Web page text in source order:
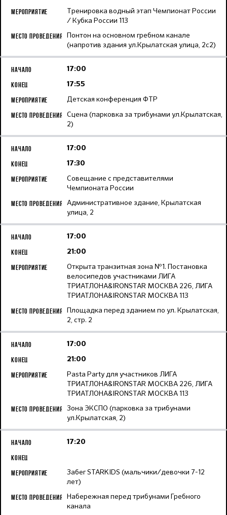
Тренировка водный этап Чемпионат России
/ Кубка России 113
Понтон на основном гребном канале
(напротив здания ул.Крылатская улица, 2с2)
17:00
17:55
Детская конференция ФТР
Сцена (парковка за трибунами ул.Крылатская,
2)
17:00
17:30
Совещание с представителями
Чемпионата России
Административное здание, Крылатская
улица, 2
17:00
21:00
Открыта транзитная зона №1. Постановка
велосипедов участниками ЛИГА
ТРИАТЛОНА&IRONSTAR МОСКВА 226, ЛИГА
ТРИАТЛОНА&IRONSTAR МОСКВА 113
Площадка перед зданием по ул. Крылатская,
2, стр. 2
17:00
21:00
Pasta Party для участников ЛИГА
ТРИАТЛОНА&IRONSTAR МОСКВА 226, ЛИГА
ТРИАТЛОНА&IRONSTAR МОСКВА 113
Зона ЭКСПО (парковка за трибунами
ул.Крылатская, 2)
17:20
Забег STARKIDS (мальчики/девочки 7-12
лет)
Набережная перед трибунами Гребного
канала